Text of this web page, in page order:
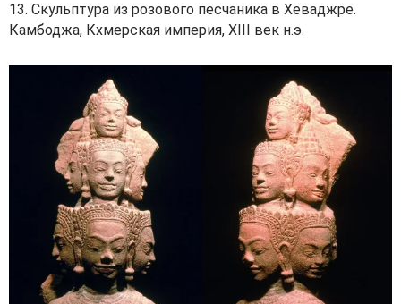
13. Скульптура из розового песчаника в Хеваджре.
Камбоджа, Кхмерская империя, XIII век н.э.